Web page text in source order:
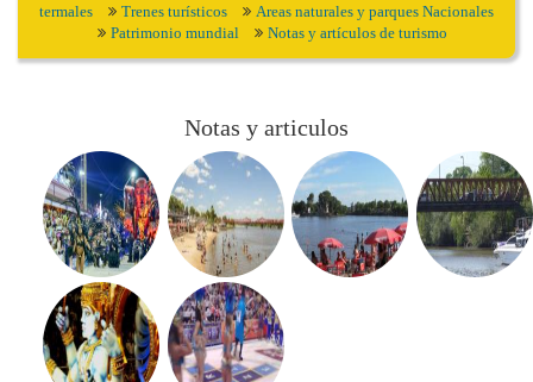
termales
Trenes turísticos
Areas naturales y parques Nacionales
Patrimonio mundial
Notas y artículos de turismo
Notas y articulos